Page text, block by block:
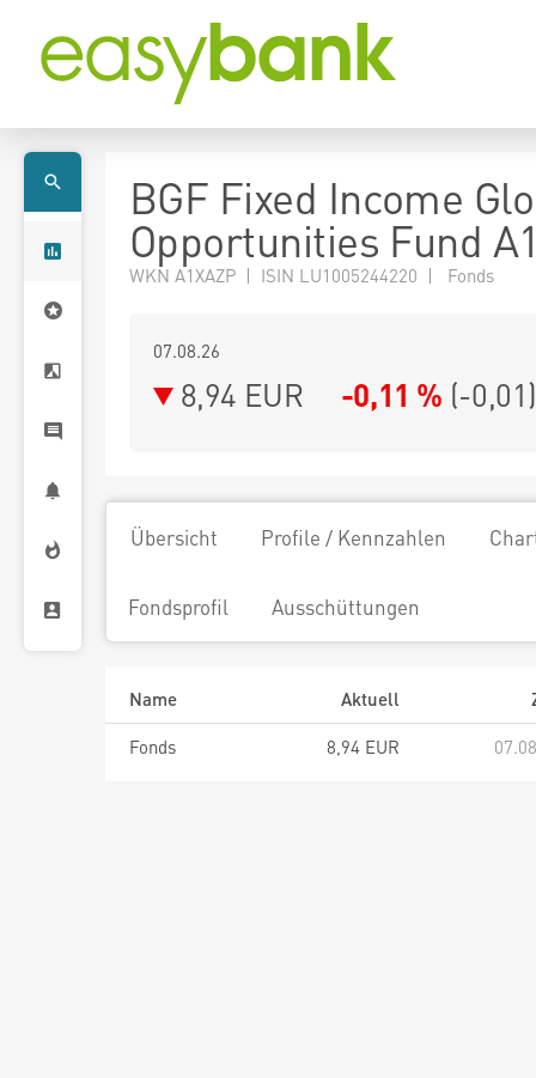
BGF Fixed Income
Opportunities Fund
WKN A1XAZP | ISIN LU1005244220 | Fonds
07.08.26
8,94 EUR -0,11 % (-0,01)
Übersicht Profile / Kennzahlen
Fondsprofil Ausschüttungen
Name Aktuell
Fonds
8,94 EUR